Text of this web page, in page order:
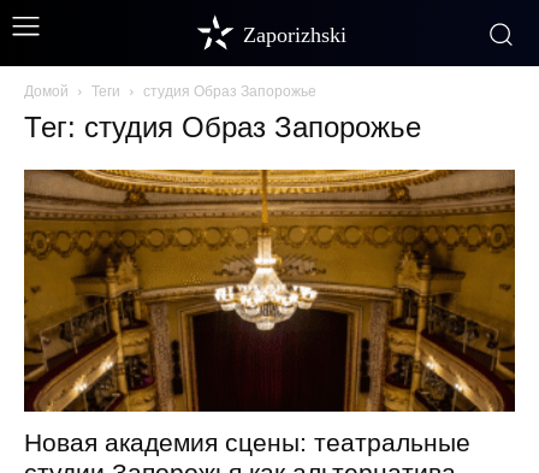
Zaporizhski
Домой Теги студия Образ Запорожье
Тег: студия Образ Запорожье
Новая академия сцены: театральные